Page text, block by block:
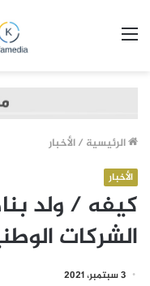
الرئيسية /الأخبار
الأخبار
كيفه / ولد
الشركات
3 سبتمبر، 2021